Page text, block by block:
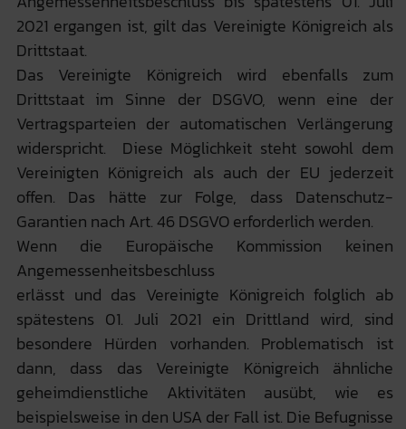
2021 ergangen ist, gilt das Vereinigte Königreich als
Drittstaat.
Das Vereinigte Königreich wird ebenfalls zum
Drittstaat im Sinne der DSGVO, wenn eine der
Vertragsparteien der automatischen Verlängerung
widerspricht. Diese Möglichkeit steht sowohl dem
Vereinigten Königreich als auch der EU jederzeit
offen. Das hätte zur Folge, dass Datenschutz-
Garantien nach Art. 46 DSGVO erforderlich werden.
Wenn die Europäische Kommission keinen
Angemessenheitsbeschluss
erlässt und das Vereinigte Königreich folglich ab
spätestens 01. Juli 2021 ein Drittland wird, sind
besondere Hürden vorhanden. Problematisch ist
dann, dass das Vereinigte Königreich ähnliche
geheimdienstliche Aktivitäten ausübt, wie es
beispielsweise in den USA der Fall ist. Die Befugnisse